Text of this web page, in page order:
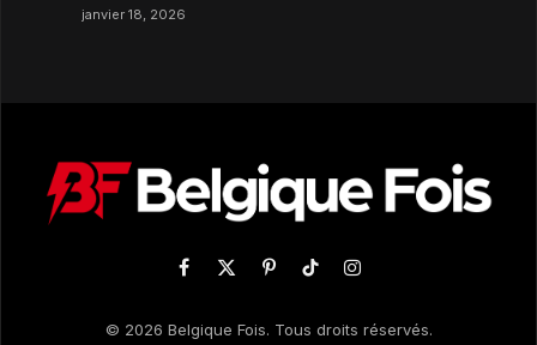
janvier 18, 2026
Facebook
X
PinterestTikTokInstagram
© 2026 Belgique Fois. Tous droits réservés.